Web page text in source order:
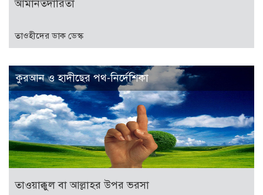
আমানতদারিতা
তাওহীদের ডাক ডেস্ক
কুরআন ও হাদীছের পথ-নির্দেশিকা
তাওয়াক্কুল বা আল্লাহর উপর ভরসা